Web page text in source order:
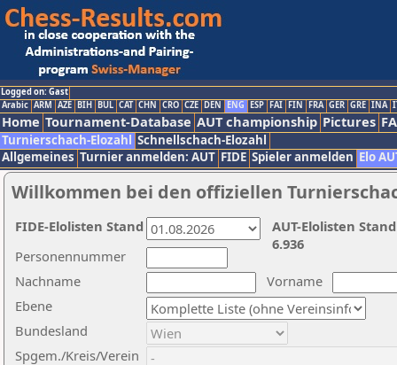
Logged on: Gast
Arabic ARM AZE BIH BUL CAT CHN CRO CZE DEN ENG ESP FAI FIN FRA GER GRE INA
Home Tournament-Database AUT championship Pictures
Turnierschach-Elozahl Schnellschach-Elozahl
Allgemeines Turnier anmelden: AUT FIDE Spieler anmelden Elo
Willkommen bei den offiziellen
Nachname
Vorname
Ebene
Personennummer
Bundesland
Spgem./Kreis/Verein
AUT-Elolisten
6.936
FIDE-Elolisten Stand